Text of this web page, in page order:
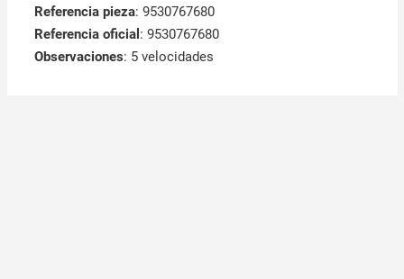
Referencia pieza: 9530767680
Referencia oficial : 9530767680
Observaciones: 5 velocidades